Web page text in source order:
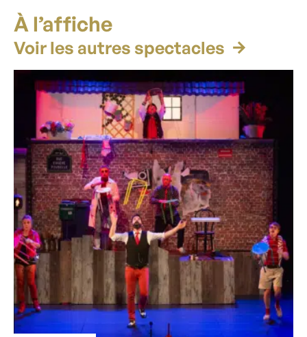
À l’affiche
Voir les autres spectacles